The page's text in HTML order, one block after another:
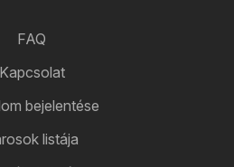
FAQ
Kapcsolat
bejelentése
listája